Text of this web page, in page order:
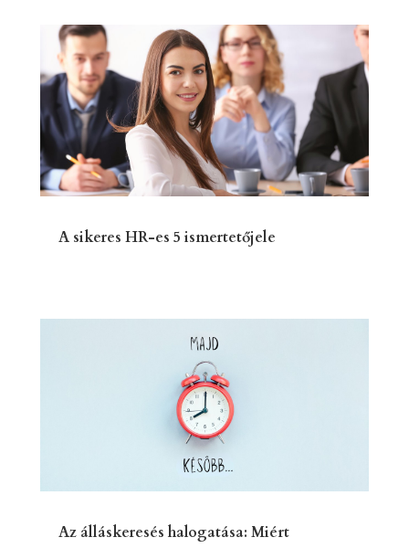
A sikeres HR-es 5 ismertetőjele
Az álláskeresés halogatása: Miért